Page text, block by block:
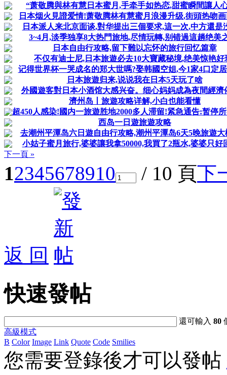
“萧敬腾與林有慧日本蜜月,手牵手如热恋,甜蜜瞬間讓人
日本烟火見證爱情!萧敬腾林有慧蜜月浪漫升级,街頭热吻
日本派人来北京面谈,對华提出三個要求,這一次,中方還是
3~4月,淡季独享8大热門旅地,尽情玩轉,别错過這趟绝美
日本自由行攻略,留下難以忘怀的旅行回忆篇章
不仅有迪士尼,日本旅遊必去10大寶藏秘境,绝美惊艳好
记得世界杯一哭成名的郑大世嗎?娶韩國空姐,今1家4口定
日本旅遊归来,说说我在日本5天玩了啥
外國遊客對日本小酒馆大感兴奋。细心妈妈成為夜間經濟
濟州岛丨旅遊攻略详解,小白也能看懂
超450人感染!國内一旅遊胜地2000多人滞留!紧急通告:暂停
西岛一日遊旅遊攻略
去潮州平潭岛六日遊自由行攻略,潮州平潭岛6天5晚旅遊大
小姑子蜜月旅行,婆婆讓我拿50000,我買了2瓶水,婆婆只好
下一頁 »
12345678910 / 10 頁下
返 回
快速發帖
還可輸入80
高級模式
B Color Image Link Quote Code Smilies
您需要登錄後才可以發帖